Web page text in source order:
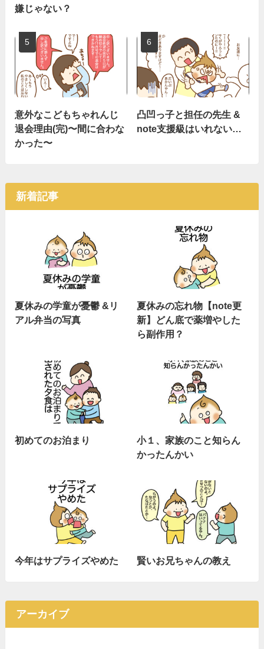
嫌じゃない？
意外なこどもちゃれんじ
退会理由(完)〜間に合わな
かった〜
凸凹っ子と担任の先生 &
note支援級はいれない…
新着記事
夏休みの学童が憂鬱 &リ
アル弁当の写真
夏休みの忘れ物【note更
新】どん底で薬増やした
ら副作用？
初めてのお泊まり
小１、家族のこと知らん
かったんかい
今年はサプライズやめた 賢いお兄ちゃんの教え
アーカイブ